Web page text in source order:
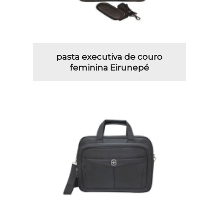
pasta executiva de couro
feminina Eirunepé